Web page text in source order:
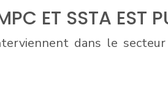
ET SSTA EST
dans le